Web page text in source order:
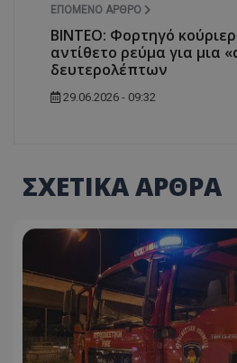
ΕΠΌΜΕΝΟ ΆΡΘΡΟ
ΒΙΝΤΕΟ: Φορτηγό
αντίθετο ρεύμα για μια
δευτερολέπτων
29.06.2026 - 09:32
ΣΧΕΤΙΚΑ ΑΡΘΡΑ